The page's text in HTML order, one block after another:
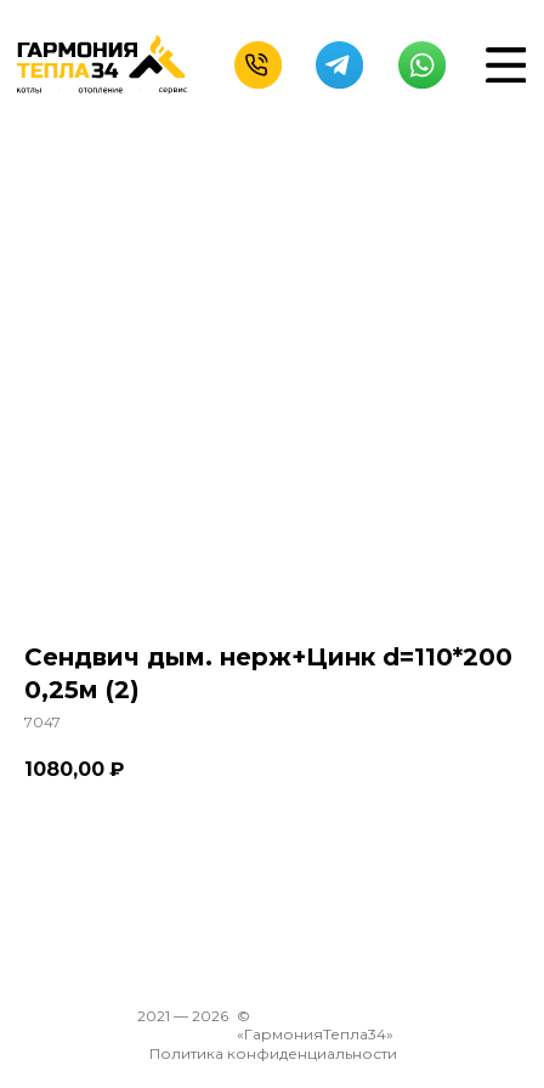
Сендвич дым. нерж+Цинк d=110*200
0,25м (2)
7047
1080,00 ₽
Политика конфиденциальности
©
«ГармонияТепла34»
2026
2021 —